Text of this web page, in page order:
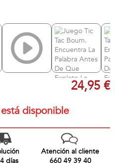
24,95 €
disponible
días
Atención al cliente
660 49 39 40